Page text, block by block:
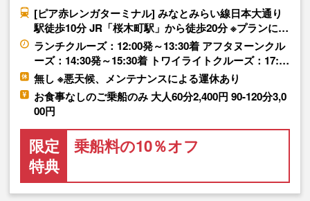
[ピア赤レンガターミナル] みなとみらい線日本大通り
駅徒歩10分 JR「桜木町駅」から徒歩20分 ※プランに…
ランチクルーズ：12:00発～13:30着 アフタヌーンクル
ーズ：14:30発～15:30着 トワイライトクルーズ：17:…
無し ※悪天候、メンテナンスによる運休あり
お食事なしのご乗船のみ 大人60分2,400円 90-120分3,0
00円
限定
特典
乗船料の10％オフ